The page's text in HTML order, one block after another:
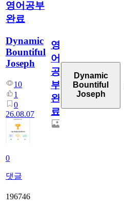
영어공부
완료
Dynamic
Bountiful
Joseph
10
1
0
26.08.07
0
댓글
영
어
공
부
완
료
Dynamic
Bountiful
Joseph
196746